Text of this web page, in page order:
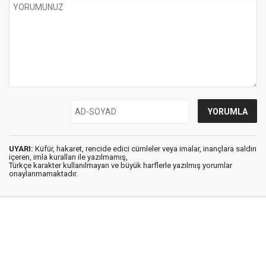
UYARI: Küfür, hakaret, rencide edici cümleler veya imalar, inançlara saldırı
içeren, imla kuralları ile yazılmamış,
Türkçe karakter kullanılmayan ve büyük harflerle yazılmış yorumlar
onaylanmamaktadır.